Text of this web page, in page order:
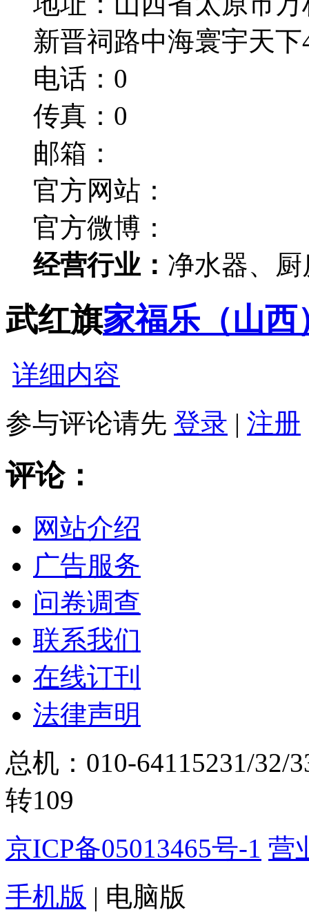
新晋祠路中海寰宇天下
电话：0
传真：0
邮箱：
官方网站：
官方微博：
经营行业： 净水器、
武红旗家福乐（山西
详细内容
参与评论请先 登录 | 注册
评论：
网站介绍
广告服务
问卷调查
联系我们
在线订刊
法律声明
总机：010-64115231/32/
转109
京ICP备05013465号-1 营
手机版 | 电脑版